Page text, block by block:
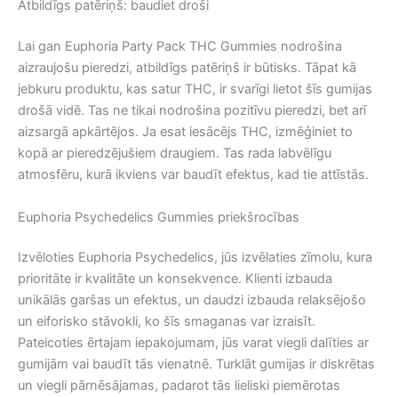
Atbildīgs patēriņš: baudiet droši
Lai gan Euphoria Party Pack THC Gummies nodrošina
aizraujošu pieredzi, atbildīgs patēriņš ir būtisks. Tāpat kā
jebkuru produktu, kas satur THC, ir svarīgi lietot šīs gumijas
drošā vidē. Tas ne tikai nodrošina pozitīvu pieredzi, bet arī
aizsargā apkārtējos. Ja esat iesācējs THC, izmēģiniet to
kopā ar pieredzējušiem draugiem. Tas rada labvēlīgu
atmosfēru, kurā ikviens var baudīt efektus, kad tie attīstās.
Euphoria Psychedelics Gummies priekšrocības
Izvēloties Euphoria Psychedelics, jūs izvēlaties zīmolu, kura
prioritāte ir kvalitāte un konsekvence. Klienti izbauda
unikālās garšas un efektus, un daudzi izbauda relaksējošo
un eiforisko stāvokli, ko šīs smaganas var izraisīt.
Pateicoties ērtajam iepakojumam, jūs varat viegli dalīties ar
gumijām vai baudīt tās vienatnē. Turklāt gumijas ir diskrētas
un viegli pārnēsājamas, padarot tās lieliski piemērotas